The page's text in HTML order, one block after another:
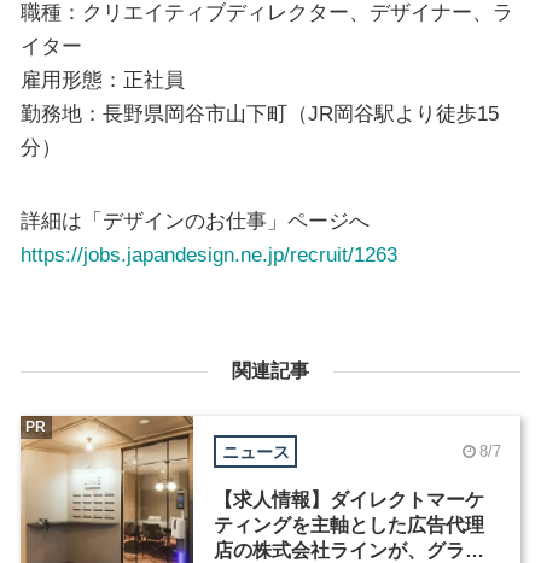
職種：クリエイティブディレクター、デザイナー、ラ
イター
雇用形態：正社員
勤務地：長野県岡谷市山下町（JR岡谷駅より徒歩15
分）
詳細は「デザインのお仕事」ページへ
https://jobs.japandesign.ne.jp/recruit/1263
関連記事
ニュース 8/7
【求人情報】ダイレクトマーケ
ティングを主軸とした広告代理
店の株式会社ラインが、グラフ
PR